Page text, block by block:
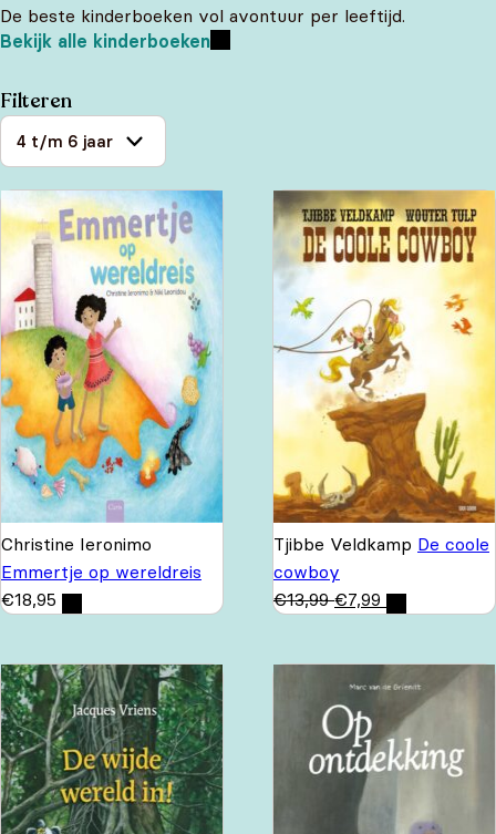
De beste kinderboeken vol avontuur per leeftijd.
Bekijk alle kinderboeken
Filteren
Christine Ieronimo
Emmertje op wereldreis
€18,95
Tjibbe Veldkamp De coole
cowboy
€13,99 €7,99